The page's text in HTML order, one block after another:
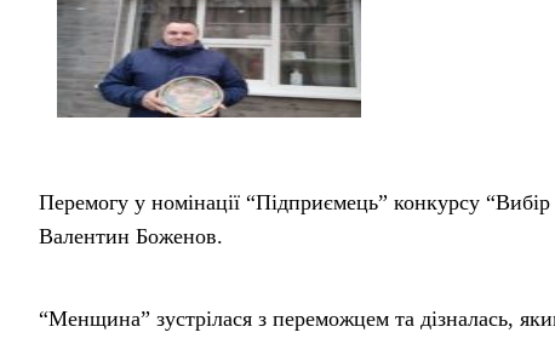
Перемогу у номінації “Підприємець” конкурсу
Валентин Боженов.
“Менщина” зустрілася з переможцем та дізналась,